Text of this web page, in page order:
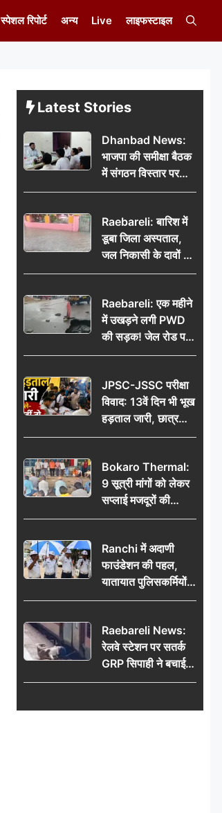
स्पेशल रिपोर्ट अन्य Live लाइफस्टाइल
Latest Stories
Dhanbad News:
भाजपा की समीक्षा बैठक
में संगठन विस्तार पर
मंथन, बीडीओ से
जनसमस्याओं का विवरण
Raebareli: बारिश में
डूबा जिला अस्पताल,
जल निकासी के दावों की
खुली पोल
Raebareli: एक महीने
में उखड़ने लगी PWD
की सड़क! जेल रोड पर
गड्ढे ने खोली निर्माण
की उठी मांग
JPSC-JSSC परीक्षा
विवाद: 13वें दिन भी भूख
हड़ताल जारी, छात्र
बोले- जांच नहीं तो
Bokaro Thermal:
9 सूत्री मांगों को लेकर
सप्लाई मजदूरों की
हुंकार, 12 अगस्त के
Ranchi में अदाणी
फाउंडेशन की पहल,
यातायात पुलिसकर्मियों
को वितरित किए गए छाते
Raebareli News:
रेलवे स्टेशन पर सतर्क
GRP सिपाही ने बचाई
महिला की जान, चलती
हादसा टला; घटना